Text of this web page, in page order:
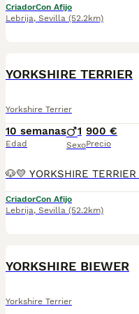
CriadorCon Afijo
Lebrija, Sevilla (52.2km)
YORKSHIRE TERRIER
Yorkshire Terrier
10 semanas
Edad
1
Sexo
900 €
Precio
CriadorCon Afijo
Lebrija, Sevilla (52.2km)
YORKSHIRE BIEWER
Yorkshire Terrier